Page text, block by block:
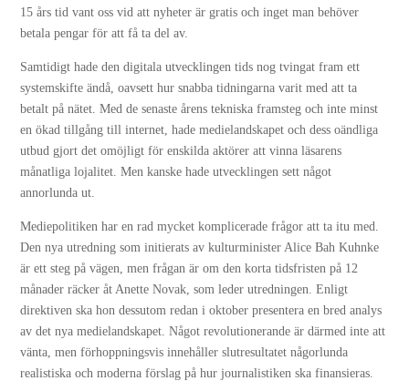
15 års tid vant oss vid att nyheter är gratis och inget man behöver
betala pengar för att få ta del av.
Samtidigt hade den digitala utvecklingen tids nog tvingat fram ett
systemskifte ändå, oavsett hur snabba tidningarna varit med att ta
betalt på nätet. Med de senaste årens tekniska framsteg och inte minst
en ökad tillgång till internet, hade medielandskapet och dess oändliga
utbud gjort det omöjligt för enskilda aktörer att vinna läsarens
månatliga lojalitet. Men kanske hade utvecklingen sett något
annorlunda ut.
Mediepolitiken har en rad mycket komplicerade frågor att ta itu med.
Den nya utredning som initierats av kulturminister Alice Bah Kuhnke
är ett steg på vägen, men frågan är om den korta tidsfristen på 12
månader räcker åt Anette Novak, som leder utredningen. Enligt
direktiven ska hon dessutom redan i oktober presentera en bred analys
av det nya medielandskapet. Något revolutionerande är därmed inte att
vänta, men förhoppningsvis innehåller slutresultatet någorlunda
realistiska och moderna förslag på hur journalistiken ska finansieras.